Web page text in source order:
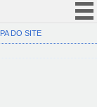
(COVID-19)
DO SITE